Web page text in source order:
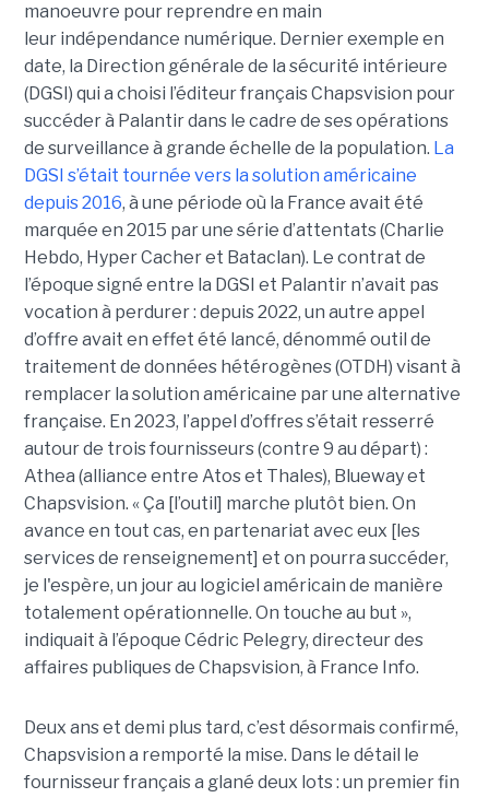
manoeuvre pour reprendre en main
leur indépendance numérique. Dernier exemple en
date, la Direction générale de la sécurité intérieure
(DGSI) qui a choisi l’éditeur français Chapsvision pour
succéder à Palantir dans le cadre de ses opérations
de surveillance à grande échelle de la population. La
DGSI s’était tournée vers la solution américaine
depuis 2016, à une période où la France avait été
marquée en 2015 par une série d’attentats (Charlie
Hebdo, Hyper Cacher et Bataclan). Le contrat de
l’époque signé entre la DGSI et Palantir n’avait pas
vocation à perdurer : depuis 2022, un autre appel
d’offre avait en effet été lancé, dénommé outil de
traitement de données hétérogènes (OTDH) visant à
remplacer la solution américaine par une alternative
française. En 2023, l’appel d’offres s’était resserré
autour de trois fournisseurs (contre 9 au départ) :
Athea (alliance entre Atos et Thales), Blueway et
Chapsvision. « Ça [l’outil] marche plutôt bien. On
avance en tout cas, en partenariat avec eux [les
services de renseignement] et on pourra succéder,
je l'espère, un jour au logiciel américain de manière
totalement opérationnelle. On touche au but »,
indiquait à l’époque Cédric Pelegry, directeur des
affaires publiques de Chapsvision, à France Info.
Deux ans et demi plus tard, c’est désormais confirmé,
Chapsvision a remporté la mise. Dans le détail le
fournisseur français a glané deux lots : un premier fin